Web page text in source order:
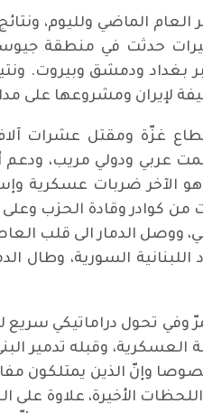
الماضي ولليوم،
حدثت في منطقة
بغداد ودمشق وبيروت.
لإيران ومشروعها على
ومقتل عشرات آلاف
ودولي مريب، ودعم
الآخر ضربات عسكرية
من كوادر وقادة الحزب
ووصل الدمار الى قلب
اللبنانية السورية، وطال
وفي تحول دراماتيكي
وقبله تدمير
وإنّ الذين يمتلكون
الأخيرة، علاوة